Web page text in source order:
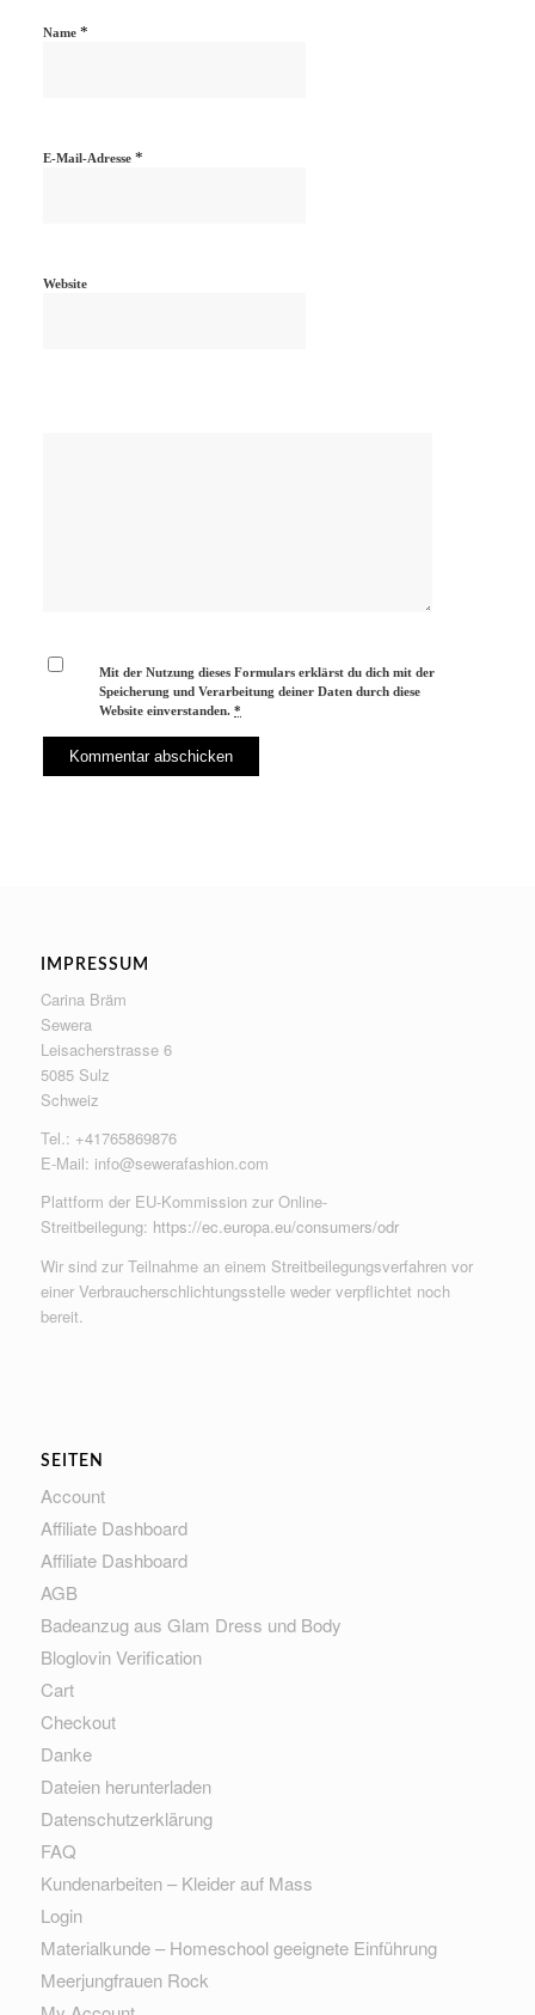
Name *
E-Mail-Adresse *
Website
Mit der Nutzung dieses Formulars erklärst du dich mit der
Speicherung und Verarbeitung deiner Daten durch diese
Website einverstanden.*
IMPRESSUM
Carina Bräm
Sewera
Leisacherstrasse 6
5085 Sulz
Schweiz
Tel.: +41765869876
E-Mail: info@sewerafashion.com
Plattform der EU-Kommission zur Online-
Streitbeilegung: https://ec.europa.eu/consumers/odr
Wir sind zur Teilnahme an einem Streitbeilegungsverfahren vor
einer Verbraucherschlichtungsstelle weder verpflichtet noch
bereit.
SEITEN
Account
Affiliate Dashboard
Affiliate Dashboard
AGB
Badeanzug aus Glam Dress und Body
Bloglovin Verification
Cart
Checkout
Danke
Dateien herunterladen
Datenschutzerklärung
FAQ
Kundenarbeiten – Kleider auf Mass
Login
Materialkunde – Homeschool geeignete Einführung
Meerjungfrauen Rock